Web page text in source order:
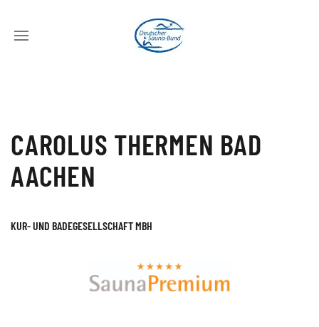
CAROLUS THERMEN BAD
AACHEN
KUR- UND BADEGESELLSCHAFT MBH